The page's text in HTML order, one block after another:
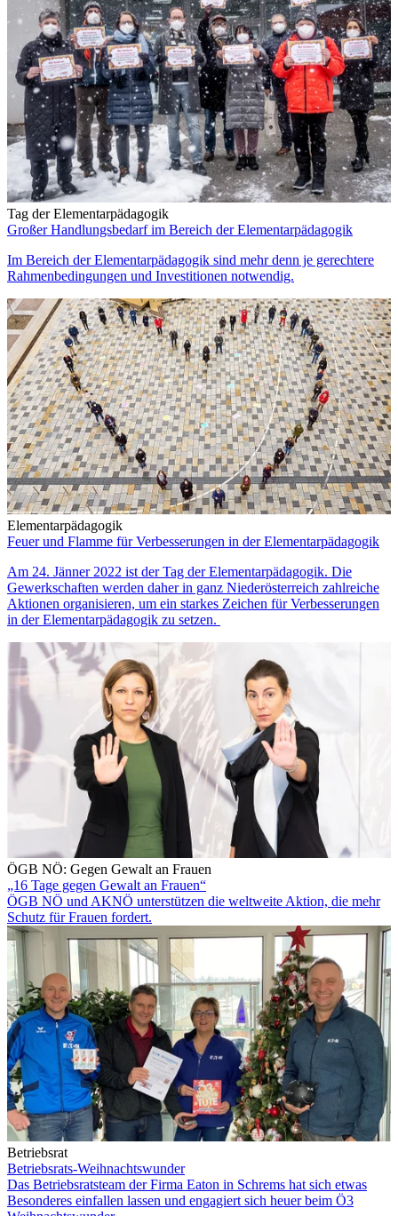
Tag der Elementarpädagogik
Großer Handlungsbedarf im Bereich der Elementarpädagogik
Im Bereich der Elementarpädagogik sind mehr denn je gerechtere
Rahmenbedingungen und Investitionen notwendig.
Elementarpädagogik
Feuer und Flamme für Verbesserungen in der Elementarpädagogik
Am 24. Jänner 2022 ist der Tag der Elementarpädagogik. Die
Gewerkschaften werden daher in ganz Niederösterreich zahlreiche
Aktionen organisieren, um ein starkes Zeichen für Verbesserungen
in der Elementarpädagogik zu setzen.
ÖGB NÖ: Gegen Gewalt an Frauen
„16 Tage gegen Gewalt an Frauen“
ÖGB NÖ und AKNÖ unterstützen die weltweite Aktion, die mehr
Schutz für Frauen fordert.
Betriebsrat
Betriebsrats-Weihnachtswunder
Das Betriebsratsteam der Firma Eaton in Schrems hat sich etwas
Besonderes einfallen lassen und engagiert sich heuer beim Ö3